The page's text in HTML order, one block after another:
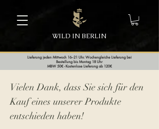
WILD IN BERLIN
Lieferung jeden Mittwoch 16–21 Uhr. Wochengleiche Lieferung bei
Bestellung bis Montag 18 Uhr
MBW 50€ - Kostenlose Lieferung ab 120€
Vielen Dank, dass Sie sich für den
Kauf eines unserer Produkte
entschieden haben!